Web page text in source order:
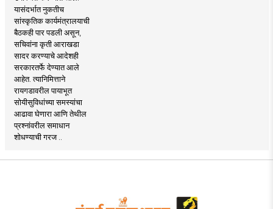
यासंदर्भात नुकतीच
सांस्कृतिक कार्यमंत्रालयाची
बैठकही पार पडली असून,
सचिवांना कृती आराखडा
सादर करण्याचे आदेशही
सरकारतर्फे देण्यात आले
आहेत. त्यानिमित्ताने
रायगडावरील पायाभूत
सोयीसुविधांच्या समस्यांचा
आढावा घेणारा आणि तेथील
प्रश्नांवरील समाधान
शोधण्याची गरज ..